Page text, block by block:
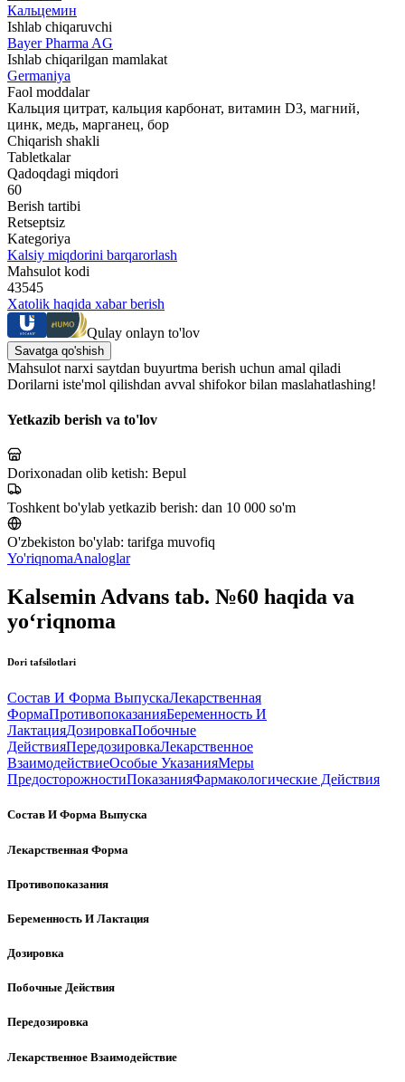
Кальцемин
Ishlab chiqaruvchi
Bayer Pharma AG
Ishlab chiqarilgan mamlakat
Germaniya
Faol moddalar
Кальция цитрат, кальция карбонат, витамин D3, магний,
цинк, медь, марганец, бор
Chiqarish shakli
Tabletkalar
Qadoqdagi miqdori
60
Berish tartibi
Retseptsiz
Kategoriya
Kalsiy miqdorini barqarorlash
Mahsulot kodi
43545
Xatolik haqida xabar berish
Qulay onlayn to'lov
Savatga qo'shish
Mahsulot narxi saytdan buyurtma berish uchun amal qiladi
Dorilarni iste'mol qilishdan avval shifokor bilan maslahatlashing!
Yetkazib berish va to'lov
Dorixonadan olib ketish: Bepul
Toshkent bo'ylab yetkazib berish: dan 10 000 so'm
O'zbekiston bo'ylab: tarifga muvofiq
Yo'riqnomaAnaloglar
Kalsemin Advans tab. №60 haqida va
yo‘riqnoma
Dori tafsilotlari
Состав И Форма ВыпускаЛекарственная
ФормаПротивопоказанияБеременность И
ЛактацияДозировкаПобочные
ДействияПередозировкаЛекарственное
ВзаимодействиеОсобые УказанияМеры
ПредосторожностиПоказанияФармакологические Действия
Состав И Форма Выпуска
Лекарственная Форма
Противопоказания
Беременность И Лактация
Дозировка
Побочные Действия
Передозировка
Лекарственное Взаимодействие